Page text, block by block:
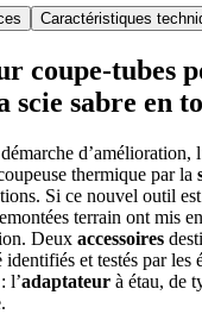
Caractéristiques
coupe-tubes
scie sabre en
d’amélioration,
thermique par la
Si ce nouvel outil
terrain ont mis
Deux accessoires
identifiés et testés par les
l’adaptateur à étau, de